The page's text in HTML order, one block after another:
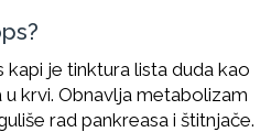
je tinktura lista duda kao
krvi. Obnavlja metabolizam
rad pankreasa i štitnjače.